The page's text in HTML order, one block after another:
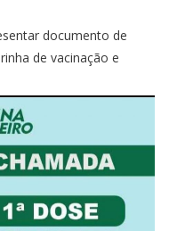
documento de
de vacinação e